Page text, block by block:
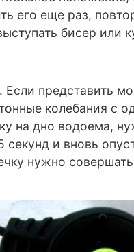
его еще раз,
бисер или
представить
колебания с
на дно водоема,
и вновь
нужно